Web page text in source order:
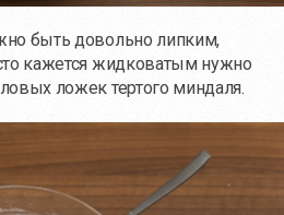
быть довольно липким,
кажется жидковатым нужно
ложек тертого миндаля.